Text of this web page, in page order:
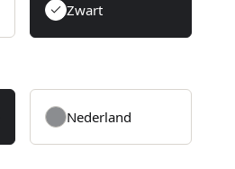
Zwart
Nederland